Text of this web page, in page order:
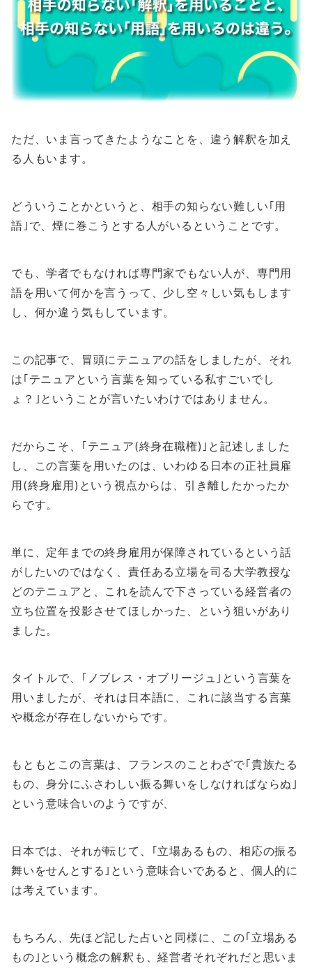
ただ、いま言ってきたようなことを、違う解釈を加え
る人もいます。
どういうことかというと、相手の知らない難しい｢用
語｣で、煙に巻こうとする人がいるということです。
でも、学者でもなければ専門家でもない人が、専門用
語を用いて何かを言うって、少し空々しい気もします
し、何か違う気もしています。
この記事で、冒頭にテニュアの話をしましたが、それ
は｢テニュアという言葉を知っている私すごいでし
ょ？｣ということが言いたいわけではありません。
だからこそ、｢テニュア(終身在職権)｣と記述しました
し、この言葉を用いたのは、いわゆる日本の正社員雇
用(終身雇用)という視点からは、引き離したかったか
らです。
単に、定年までの終身雇用が保障されているという話
がしたいのではなく、責任ある立場を司る大学教授な
どのテニュアと、これを読んで下さっている経営者の
立ち位置を投影させてほしかった、という狙いがあり
ました。
タイトルで、｢ノブレス・オブリージュ｣という言葉を
用いましたが、それは日本語に、これに該当する言葉
や概念が存在しないからです。
もともとこの言葉は、フランスのことわざで｢貴族たる
もの、身分にふさわしい振る舞いをしなければならぬ｣
という意味合いのようですが、
日本では、それが転じて、｢立場あるもの、相応の振る
舞いをせんとする｣という意味合いであると、個人的に
は考えています。
もちろん、先ほど記した占いと同様に、この｢立場ある
もの｣という概念の解釈も、経営者それぞれだと思いま